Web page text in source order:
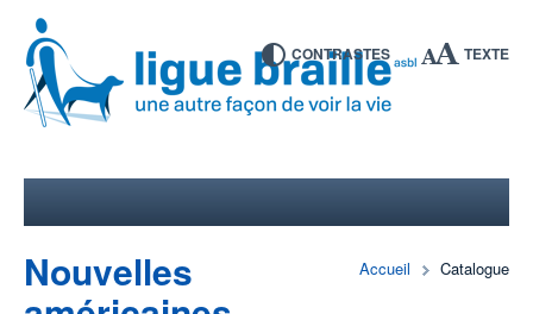
CONTRASTES TEXTE
Accueil Catalogue
Nouvelles